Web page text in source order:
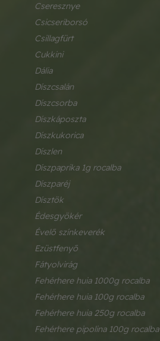
cseresznye
csicseriborsó
csillagfürt
cukkini
dália
díszcsalán
díszcsorba
díszkáposzta
díszkukorica
díszlen
díszpaprika 1g rocalba
díszparéj
dísztök
édesgyökér
évelő színkeverék
ezüstfenyő
fátyolvirág
fehérhere huia 1000g rocalba
fehérhere huia 100g rocalba
fehérhere huia 250g rocalba
fehérhere pipolina 100g rocalba